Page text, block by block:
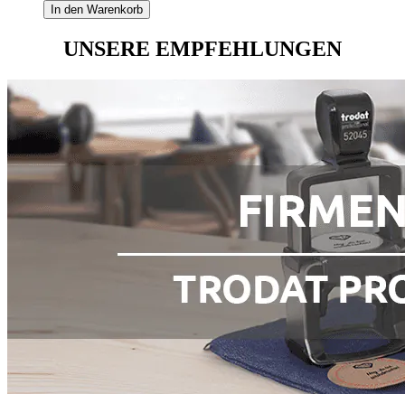
In den Warenkorb
UNSERE EMPFEHLUNGEN